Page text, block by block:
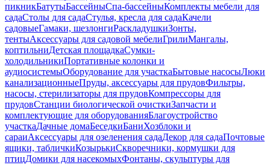
пикникБатутыБассейныСпа-бассейныКомплекты мебели для
садаСтолы для садаСтулья, кресла для садаКачели
садовыеГамаки, шезлонгиРаскладушкиЗонты,
тентыАксессуары для садовой мебелиГрилиМангалы,
коптильниДетская площадкаСумки-
холодильникиПортативные колонки и
аудиосистемыОборудование для участкаБытовые насосыЛюки
канализационныеПруды, аксессуары для прудовФильтры,
насосы, стерилизаторы для прудовКомпрессоры для
прудовСтанции биологической очисткиЗапчасти и
комплектующие для оборудованияБлагоустройство
участкаДачные домаБеседкиБаниХозблоки и
сараиАксессуары для озеленения садаДекор для садаПочтовые
ящики, табличкиКозырькиСкворечники, кормушки для
птицДомики для насекомыхФонтаны, скульптуры для